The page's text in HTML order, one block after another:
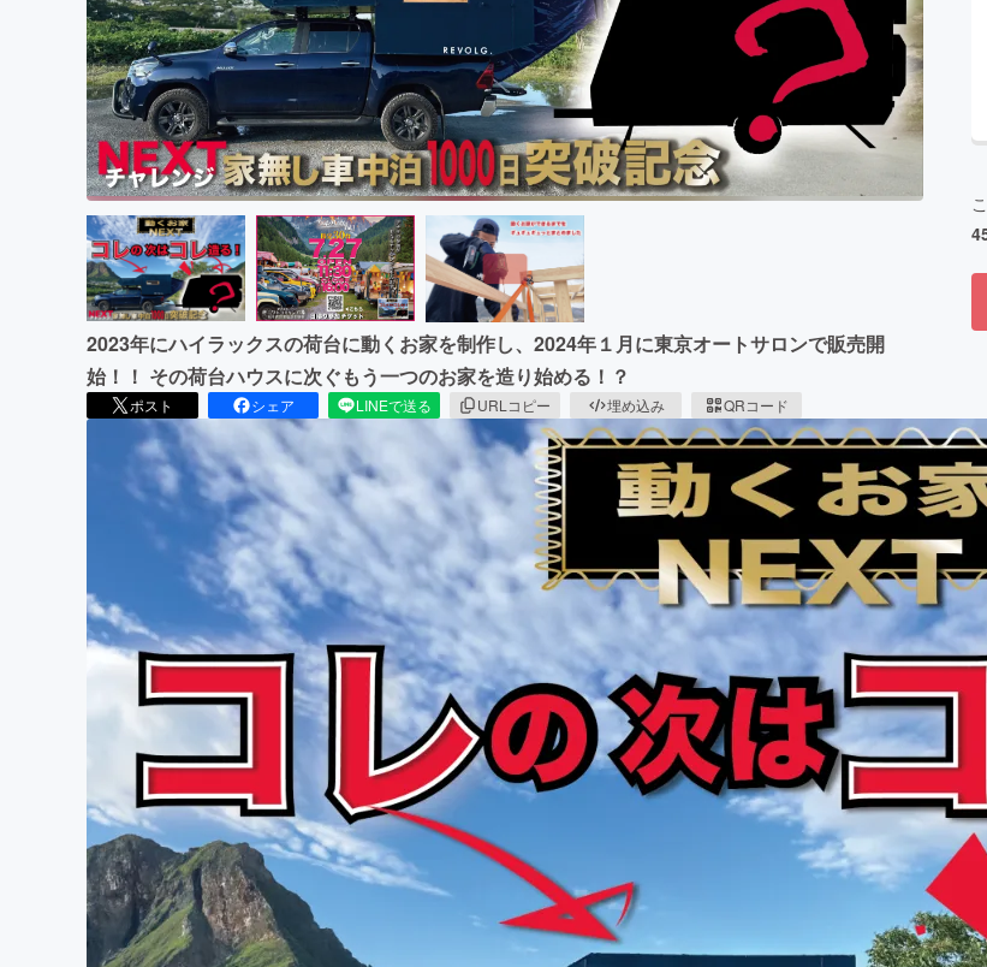
CAMPFIRE for Social GoodCAMPFIRE Creation
CAMPFIREふるさと納税machi-ya コミュニティ
2023年にハイラックスの荷台に動くお家を制作し、2024年１月に東京オートサロンで販売開
始！！ その荷台ハウスに次ぐもう一つのお家を造り始める！？
ポスト シェア LINEで送る URLコピー 埋め込み QRコード